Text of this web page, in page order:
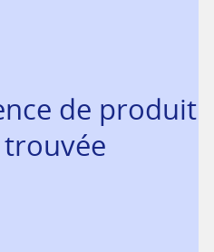
de produit